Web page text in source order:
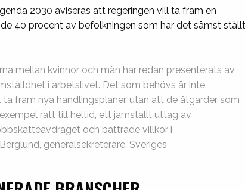
2030 aviseras att regeringen vill ta fram en
40 procent av befolkningen som har det sämst ställt
mellan kvinnor och män har redan presenterats av
i arbetslivet. Det som behövs är inte
fram nya handlingsplaner, utan att de åtgärder som
rätt till heltid, ett jämställt uttag av
och bättrade villkor i
generalsekreterare, Sveriges